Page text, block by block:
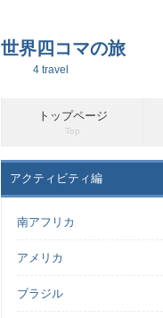
世界四コマの旅
4 travel
トップページ
Top
アクティビティ編
南アフリカ
アメリカ
ブラジル